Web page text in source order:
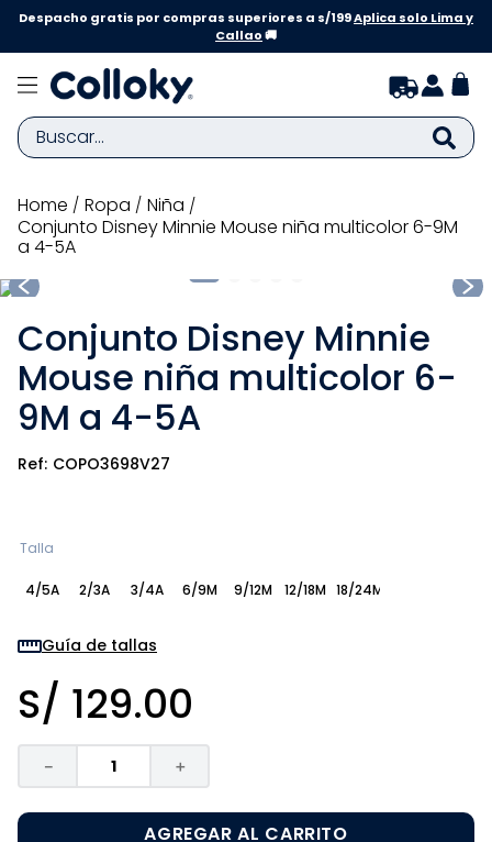
Despacho gratis por compras superiores a s/199Aplica solo Lima y
Callao🚚
Buscar...
ropa
niña
Conjunto Disney Minnie Mouse niña multicolor 6-9M
a 4-5A
Conjunto Disney Minnie
Mouse niña multicolor 6-
9M a 4-5A
COPO3698V27
Talla
4/5A 2/3A 3/4A 6/9M 9/12M 12/18M 18/24M
Guía de tallas
S/ 129.00
＋
－
AGREGAR AL CARRITO
TÉRMINOS MÁS BUSCADOS
1.
zapatillas niña
2.
4.
sandalias
5.
sandalias niña
6.
bebe
7.
disney
9.
10. sandalias niño